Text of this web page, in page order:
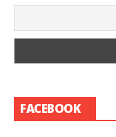
FACEBOOK